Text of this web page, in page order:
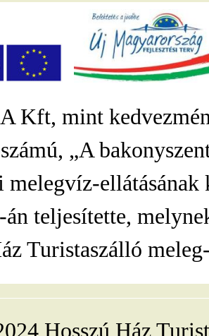
Kft, mint
„A
melegvíz-
teljesítette,
Turistaszálló
Hosszú Ház